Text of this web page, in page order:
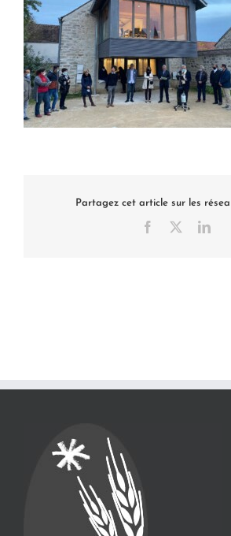
Partagez cet article sur les
Facebook